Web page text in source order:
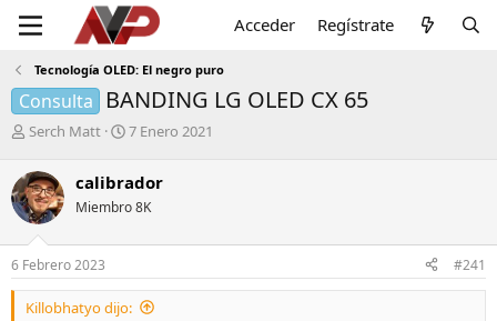
Acceder Regístrate
Tecnología OLED: El negro puro
Consulta BANDING LG OLED CX 65
I
i
c
i
a
d
o
r
d
Serch Matt
F
h
a
e
n
i
7 Enero 2021
calibrador
Miembro 8K
6 Febrero 2023 #241
Killobhatyo dijo: